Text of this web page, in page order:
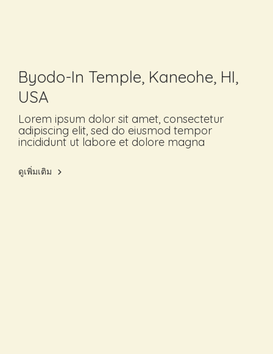
Byodo-In Temple, Kaneohe, HI,
USA
Lorem ipsum dolor sit amet, consectetur
adipiscing elit, sed do eiusmod tempor
incididunt ut labore et dolore magna
ดูเพิ่มเติม